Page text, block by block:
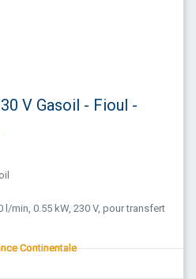
V Gasoil - Fioul -
min, 0.55 kW, 230 V, pour transfert
Continentale